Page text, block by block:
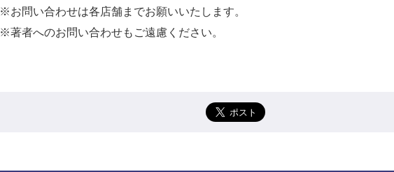
※お問い合わせは各店舗までお願いいたします。
※著者へのお問い合わせもご遠慮ください。